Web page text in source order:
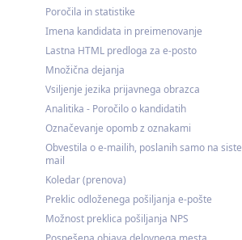
Poročila in statistike
Imena kandidata in preimenovanje
Lastna HTML predloga za e-posto
Množična dejanja
Vsiljenje jezika prijavnega obrazca
Analitika - Poročilo o kandidatih
Označevanje opomb z oznakami
Obvestila o e-mailih, poslanih samo na
mail
Koledar (prenova)
Preklic odloženega pošiljanja e-pošte
Možnost preklica pošiljanja NPS